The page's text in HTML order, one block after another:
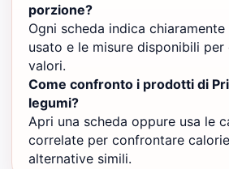
porzione?
Ogni scheda indica
usato e le misure disponibili
valori.
Come confronto i prodotti di
legumi?
Apri una scheda oppure usa le
correlate per confrontare
alternative simili.